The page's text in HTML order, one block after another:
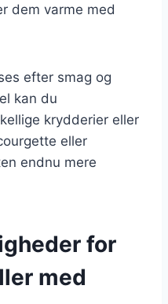
dem varme med
efter smag og
kan du
krydderier eller
eller
endnu mere
for
med